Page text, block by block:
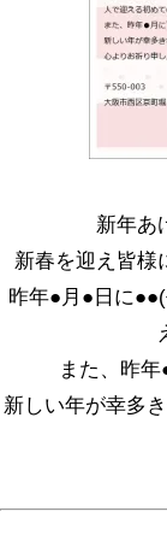
新年あ
新春を迎え皆様
昨年●月●日に
また、昨
新しい年が幸多